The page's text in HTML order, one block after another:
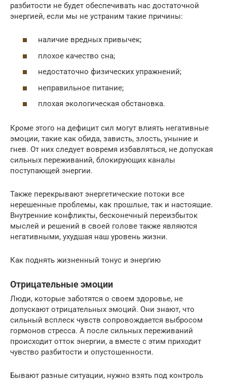
разбитости не будет обеспечивать нас достаточной
энергией, если мы не устраним такие причины:
наличие вредных привычек;
плохое качество сна;
недостаточно физических упражнений;
неправильное питание;
плохая экологическая обстановка.
Кроме этого на дефицит сил могут влиять негативные
эмоции, такие как обида, зависть, злость, уныние и
гнев. От них следует вовремя избавляться, не допуская
сильных переживаний, блокирующих каналы
поступающей энергии.
Также перекрывают энергетические потоки все
нерешенные проблемы, как прошлые, так и настоящие.
Внутренние конфликты, бесконечный переизбыток
мыслей и решений в своей голове также являются
негативными, ухудшая наш уровень жизни.
Как поднять жизненный тонус и энергию
Отрицательные эмоции
Люди, которые заботятся о своем здоровье, не
допускают отрицательных эмоций. Они знают, что
сильный всплеск чувств сопровождается выбросом
гормонов стресса. А после сильных переживаний
происходит отток энергии, а вместе с этим приходит
чувство разбитости и опустошенности.
Бывают разные ситуации, нужно взять под контроль